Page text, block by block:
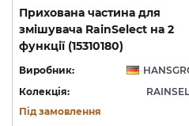
Прихована частина для
змішувача RainSelect на 2
функції (15310180)
Виробник:
Колекція:
Під замовлення